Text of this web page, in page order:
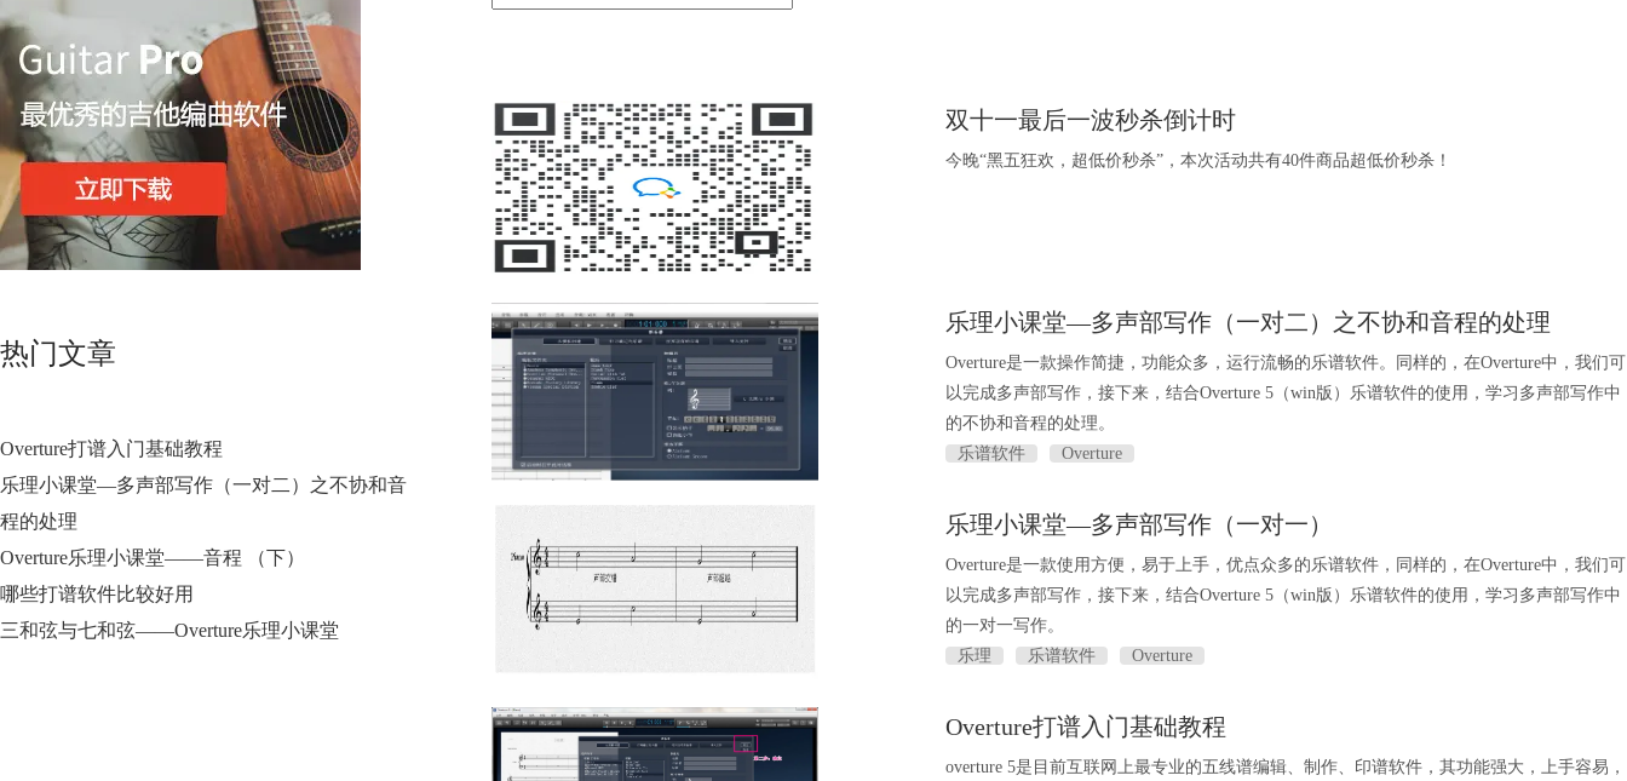
热门文章
Overture打谱入门基础教程
乐理小课堂—多声部写作（一对二）之不协和音
程的处理
Overture乐理小课堂——音程 （下）
哪些打谱软件比较好用
三和弦与七和弦——Overture乐理小课堂
双十一最后一波秒杀倒计时
今晚“黑五狂欢，超低价秒杀”，本次活动共有40件商品超低价秒杀！
乐理小课堂—多声部写作（一对二）之不协和音程的处理
Overture是一款操作简捷，功能众多，运行流畅的乐谱软件。同样的，在Overture中，我们可
以完成多声部写作，接下来，结合Overture 5（win版）乐谱软件的使用，学习多声部写作中
的不协和音程的处理。
乐谱软件
Overture
乐理小课堂—多声部写作（一对一）
Overture是一款使用方便，易于上手，优点众多的乐谱软件，同样的，在Overture中，我们可
以完成多声部写作，接下来，结合Overture 5（win版）乐谱软件的使用，学习多声部写作中
的一对一写作。
乐理
乐谱软件 Overture
Overture打谱入门基础教程
overture 5是目前互联网上最专业的五线谱编辑、制作、印谱软件，其功能强大，上手容易，